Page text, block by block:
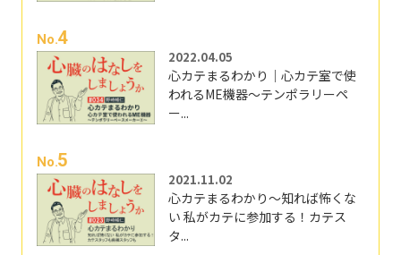
No.4
2022.04.05
心カテまるわかり｜心カテ室で使
われるME機器～テンポラリーペ
ー...
No.5
2021.11.02
心カテまるわかり～知れば怖くな
い 私がカテに参加する！カテス
タ...